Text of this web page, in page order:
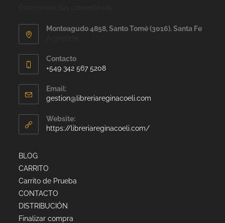
Monteagudo 4858, Santo Tomé (3016). Santa Fe
Contacto
+549 342 567 5208
Email:
gestion@libreriareginacoeli.com
Website:
https://libreriareginacoeli.com/
BLOG
CARRITO
Carrito de Prueba
CONTACTO
DISTRIBUCIÓN
Finalizar compra